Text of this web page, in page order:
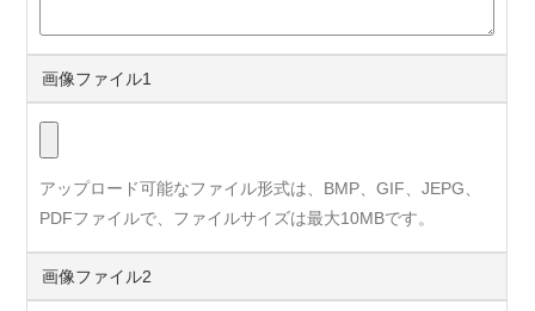
画像ファイル1
アップロード可能なファイル形式は、BMP、GIF、JEPG、
PDFファイルで、ファイルサイズは最大10MBです。
画像ファイル2